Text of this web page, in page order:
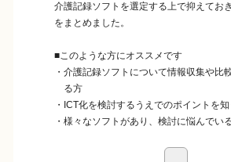
介護記録ソフトを選定する上で抑えてお
をまとめました。
■このような方にオススメです
・介護記録ソフトについて情報収集や比
る方
・ICT化を検討するうえでのポイントを
・様々なソフトがあり、検討に悩んでい